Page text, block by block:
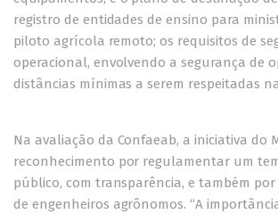
registro de entidades de ensino para
piloto agrícola remoto; os requisitos de
operacional, envolvendo a segurança de
distâncias mínimas a serem respeitadas
Na avaliação da Confaeab, a iniciativa do
reconhecimento por regulamentar um
público, com transparência, e também
de engenheiros agrônomos. “A